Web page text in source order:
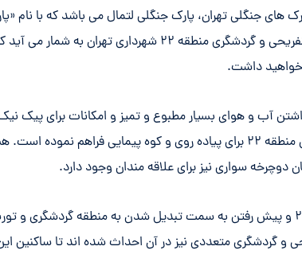
های جنگلی تهران، پارک جنگلی لتمال می باشد که با نام
پارک یکی از اماکن تفریحی و گردشگری منطقه ۲۲
داشت.
آب و هوای بسیار مطبوع و تمیز و امکانات برای پیک
شهروندان و ساکنین منطقه ۲۲ برای پیاده روی و کوه پیمایی
دوچرخه سواری نیز برای علاقه مندان وجود دارد.
با گسترش منطقه ۲۲ و پیش رفتن به سمت تبدیل شدن به منطقه
و گردشگری متعددی نیز در آن احداث شده اند تا ساکنین